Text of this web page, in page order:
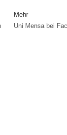
Mehr
Uni Mensa bei